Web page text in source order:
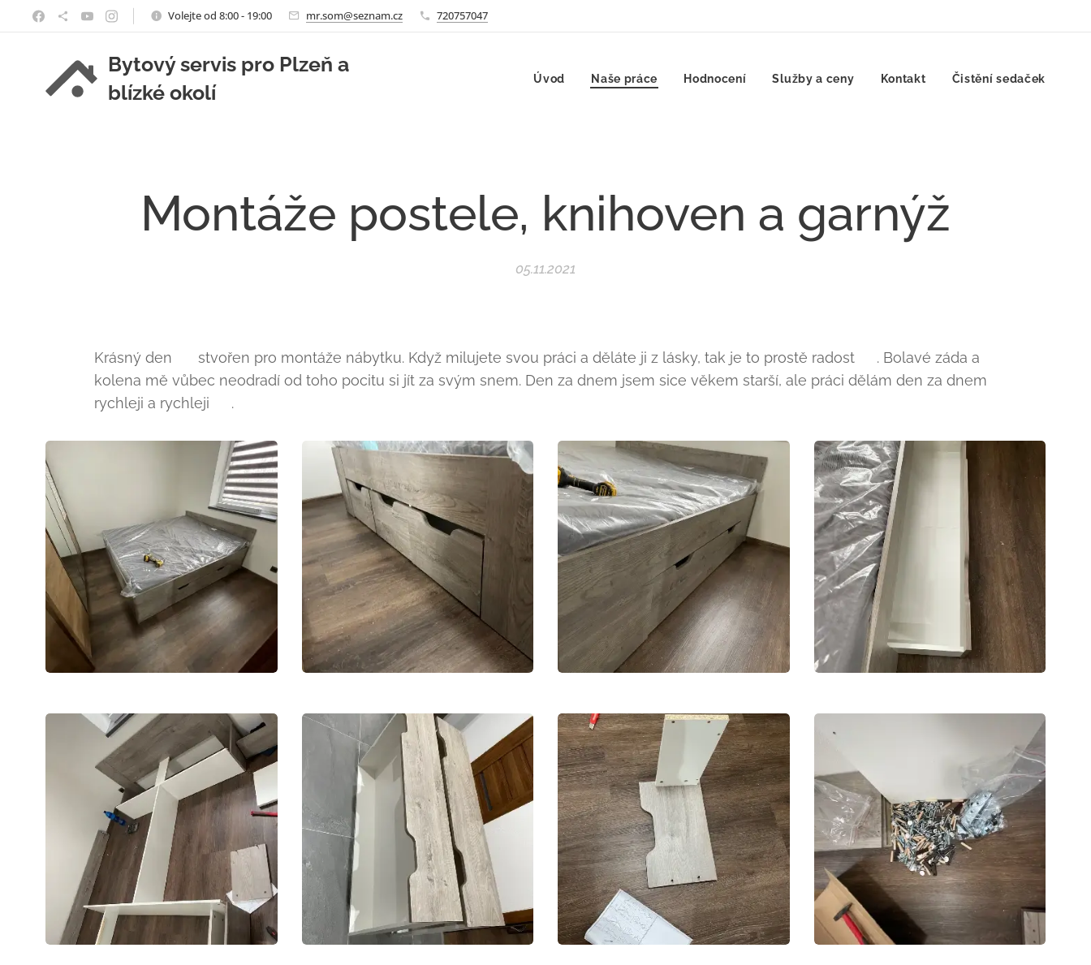
Volejte od 8:00 - 19:00 mr.som@seznam.cz 720757047
Bytový servis pro Plzeň a
blízké okolí
Úvod Naše práce Hodnocení Služby a ceny Kontakt Čistění sedaček
Montáže postele, knihoven a garnýž
05.11.2021
Krásný den 😎 stvořen pro montáže nábytku. Když milujete svou práci a děláte ji z lásky, tak je to prostě radost 😍. Bolavé záda a
kolena mě vůbec neodradí od toho pocitu si jít za svým snem. Den za dnem jsem sice věkem starší, ale práci dělám den za dnem
rychleji a rychleji 😂.